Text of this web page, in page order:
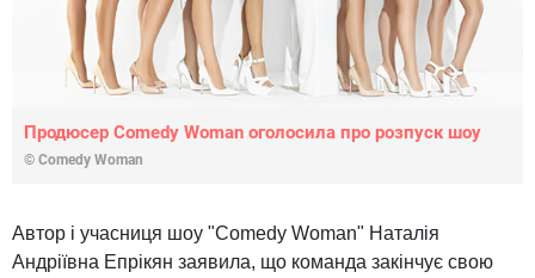
Продюсер Comedy Woman оголосила про розпуск шоу
© Comedy Woman
Автор і учасниця шоу "Comedy Woman" Наталія
Андріївна Епрікян заявила, що команда закінчує свою